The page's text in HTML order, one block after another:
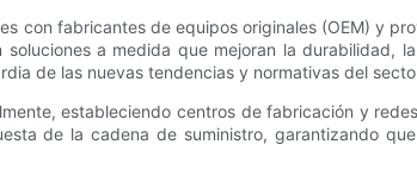
con fabricantes de equipos originales (OEM) y
a medida que mejoran la durabilidad,
de las nuevas tendencias y normativas del
estableciendo centros de fabricación y
de la cadena de suministro, garantizando